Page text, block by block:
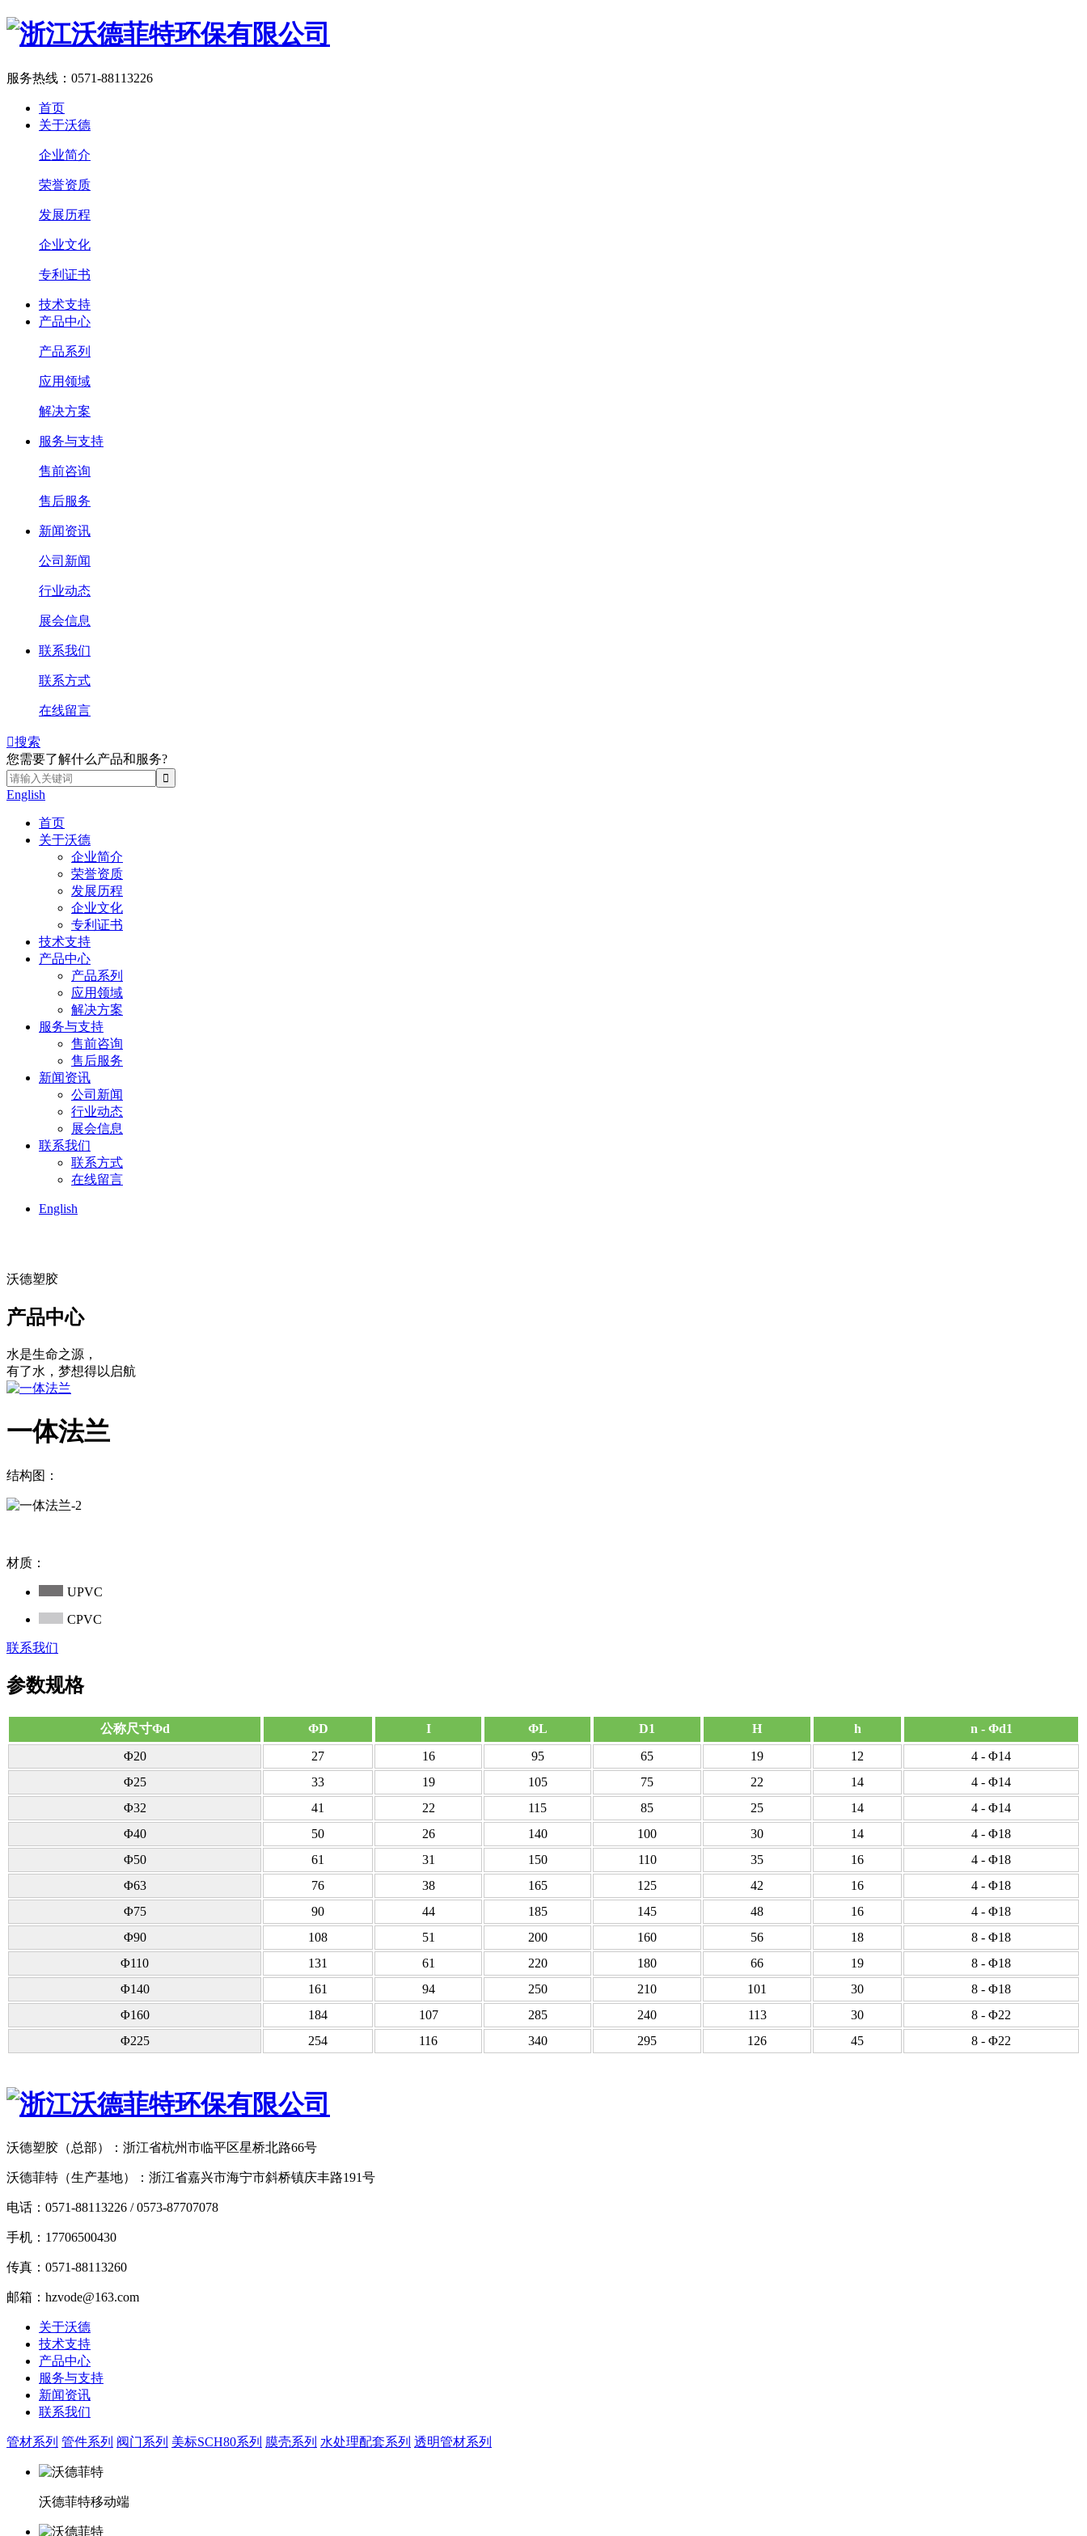
服务热线： 0571-88113226
首页
关于沃德
企业简介
荣誉资质
发展历程
企业文化
专利证书
技术支持
产品中心
产品系列
应用领域
解决方案
服务与支持
售前咨询
售后服务
新闻资讯
公司新闻
行业动态
展会信息
联系我们
联系方式
在线留言
搜索
您需要了解什么产品和服务?
English
首页
关于沃德
企业简介
荣誉资质
发展历程
企业文化
专利证书
技术支持
产品中心
产品系列
应用领域
解决方案
服务与支持
售前咨询
售后服务
新闻资讯
公司新闻
行业动态
展会信息
联系我们
联系方式
在线留言
English
沃德塑胶
产品中心
水是生命之源，
有了水，梦想得以启航
一体法兰
结构图：
材质：
UPVC
CPVC
联系我们
参数规格
公称尺寸Φd ΦD I ΦL D1 H h
n - Φd1
Φ20
27 16 95 65 19 12
4 - Φ14
Φ25
33 19 105 75 22 14
4 - Φ14
Φ32
41 22 115 85 25 14
4 - Φ14
Φ40
50 26 140 100 30 14
4 - Φ18
Φ50
61 31 150 110 35 16
4 - Φ18
Φ63
76 38 165 125 42 16
4 - Φ18
Φ75
90 44 185 145 48 16
4 - Φ18
Φ90
108 51 200 160 56 18
8 - Φ18
Φ110
131 61 220 180 66 19
8 - Φ18
Φ140
161 94 250 210 101 30
8 - Φ18
Φ160
184 107 285 240 113 30
8 - Φ22
Φ225
254 116 340 295 126 45 8 - Φ22
沃德塑胶（总部）：浙江省杭州市临平区星桥北路66号
沃德菲特（生产基地）：浙江省嘉兴市海宁市斜桥镇庆丰路191号
电话：0571-88113226 / 0573-87707078
手机：17706500430
传真：0571-88113260
邮箱：hzvode@163.com
关于沃德
技术支持
产品中心
服务与支持
新闻资讯
联系我们
管材系列 管件系列 阀门系列 美标SCH80系列 膜壳系列 水处理配套系列 透明管材系列
沃德菲特移动端